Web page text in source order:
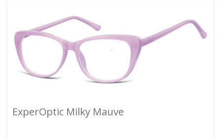
ExperOptic Milky Mauve